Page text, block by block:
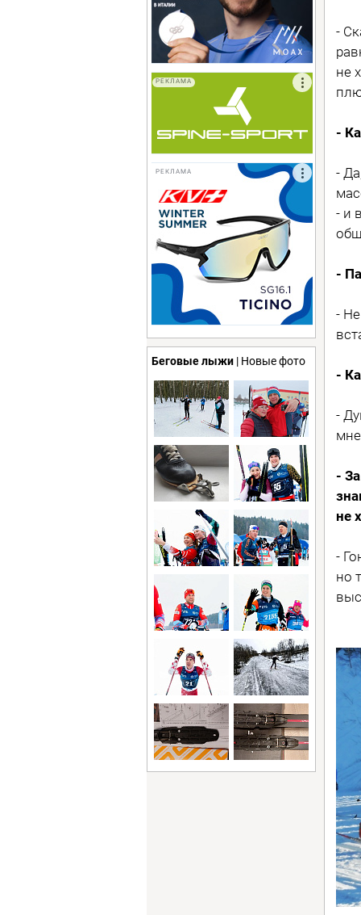
РЕКЛАМА
РЕКЛАМА
Беговые лыжи | Новые фото
-
не
-
-
- и
-
-
-
-
-
не
-
но